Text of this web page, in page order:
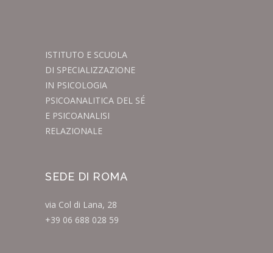
ISTITUTO E SCUOLA
DI SPECIALIZZAZIONE
IN PSICOLOGIA
PSICOANALITICA DEL SÉ
E PSICOANALISI
RELAZIONALE
SEDE DI ROMA
via Col di Lana, 28
+39 06 688 028 59